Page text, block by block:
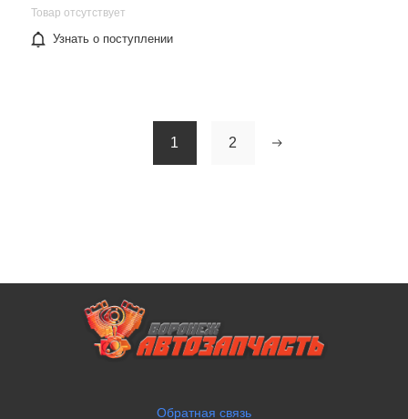
Товар отсутствует
Узнать о поступлении
1 2
Обратная связь